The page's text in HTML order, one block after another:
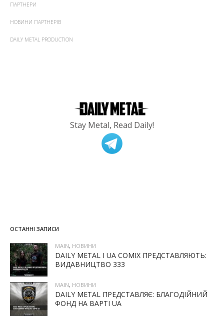
ПАРТНЕРИ
НОВИНИ ПАРТНЕРІВ
DAILY METAL PRODUCTION
Stay Metal, Read Daily!
ОСТАННІ ЗАПИСИ
MAIN, НОВИНИ
DAILY METAL І UA COMIX ПРЕДСТАВЛЯЮТЬ:
ВИДАВНИЦТВО 333
MAIN, НОВИНИ
DAILY METAL ПРЕДСТАВЛЯЄ: БЛАГОДІЙНИЙ
ФОНД НА ВАРТІ UA